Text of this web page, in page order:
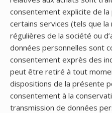
consentement explicite de
certains services (tels que
régulières de la société ou
données personnelles sont
consentement exprès des
peut être retiré à tout
dispositions de la présente
consentement à la
transmission de données